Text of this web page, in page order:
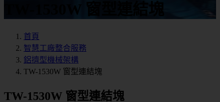
TW-1530W 窗型連結塊
首頁
智慧工廠整合服務
鋁擠型機械架構
TW-1530W 窗型連結塊
TW-1530W 窗型連結塊